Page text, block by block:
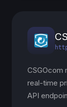
CSGOcom
real-time
API